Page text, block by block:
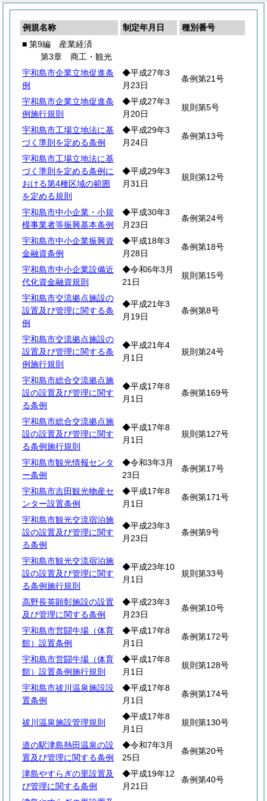
例規名称 制定年月日
種別番号
■ 第9編 産業経済
第3章 商工・観光
宇和島市企業立地促進条
例
◆平成27年3
月23日
条例第21号
宇和島市企業立地促進条
例施行規則
◆平成27年3
月20日
規則第5号
宇和島市工場立地法に基
づく準則を定める条例
◆平成29年3
月24日
条例第13号
宇和島市工場立地法に基
づく準則を定める条例に
おける第4種区域の範囲
を定める規則
◆平成29年3
月31日
規則第12号
宇和島市中小企業・小規
模事業者等振興基本条例
◆平成30年3
月23日
条例第24号
宇和島市中小企業振興資
金融資条例
◆平成18年3
月28日
条例第18号
宇和島市中小企業設備近
代化資金融資規則
◆令和6年3月
21日
規則第15号
宇和島市交流拠点施設の
設置及び管理に関する条
例
◆平成21年3
月19日
条例第8号
宇和島市交流拠点施設の
設置及び管理に関する条
例施行規則
◆平成21年4
月1日
規則第24号
宇和島市総合交流拠点施
設の設置及び管理に関す
る条例
◆平成17年8
月1日
条例第169号
宇和島市総合交流拠点施
設の設置及び管理に関す
る条例施行規則
◆平成17年8
月1日
規則第127号
宇和島市観光情報センタ
ー条例
◆令和3年3月
23日
条例第17号
宇和島市吉田観光物産セ
ンター設置条例
◆平成17年8
月1日
条例第171号
宇和島市観光交流宿泊施
設の設置及び管理に関す
る条例
◆平成23年3
月23日
条例第9号
宇和島市観光交流宿泊施
設の設置及び管理に関す
る条例施行規則
◆平成23年10
月1日
規則第33号
高野長英顕彰施設の設置
及び管理に関する条例
◆平成23年3
月23日
条例第10号
宇和島市営闘牛場（体育
館）設置条例
◆平成17年8
月1日
条例第172号
宇和島市営闘牛場（体育
館）設置条例施行規則
◆平成17年8
月1日
規則第128号
宇和島市祓川温泉施設設
置条例
◆平成17年8
月1日
条例第174号
祓川温泉施設管理規則
◆平成17年8
月1日
規則第130号
道の駅津島熱田温泉の設
置及び管理に関する条例
◆令和7年3月
25日
条例第20号
津島やすらぎの里設置及
び管理に関する条例
◆平成19年12
月21日
条例第40号